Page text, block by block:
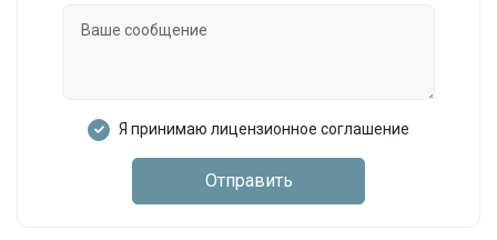
Я принимаю лицензионное соглашение
Отправить